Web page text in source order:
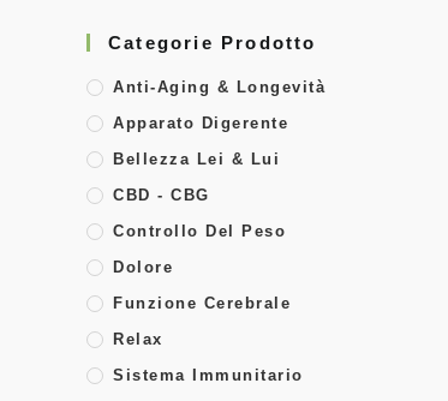
Categorie Prodotto
Anti-Aging & Longevità
Apparato Digerente
Bellezza Lei & Lui
CBD - CBG
Controllo Del Peso
Dolore
Funzione Cerebrale
Relax
Sistema Immunitario